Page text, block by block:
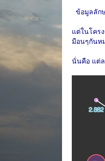
ข้อมูลลัก
แต่ในโคร
มือนๆกันห
นั่นคือ แต่ล